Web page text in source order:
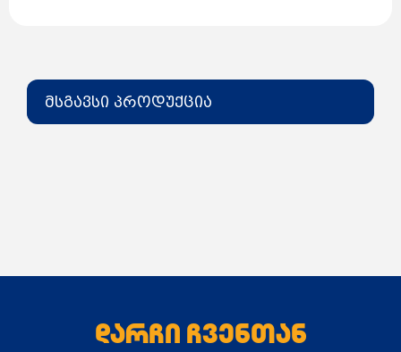
მსგავსი პროდუქცია
დარჩი ჩვენთან